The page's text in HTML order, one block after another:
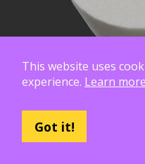
This website uses
experience. Learn
Got it!